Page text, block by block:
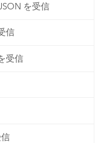
を受信
信
受信